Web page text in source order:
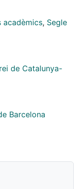
acadèmics, Segle
de Catalunya-
Barcelona